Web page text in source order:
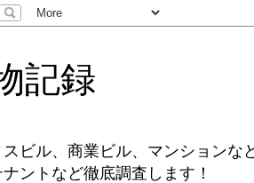
記録
スビル、商業ビル、マンションな
ントなど徹底調査します！